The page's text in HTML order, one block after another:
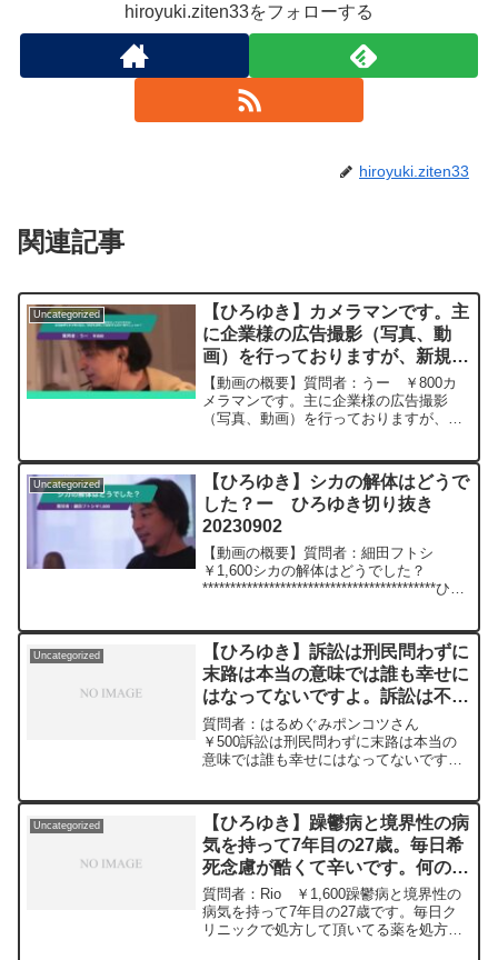
hiroyuki.ziten33をフォローする
hiroyuki.ziten33
関連記事
Uncategorized
【ひろゆき】カメラマンです。主
に企業様の広告撮影（写真、動
画）を行っておりますが、新規獲
得できず伸び悩んでいます。
SNSを活用して集客するのが1番
でしょうか？ー ひろゆき切り抜
【動画の概要】質問者：うー ￥800カ
メラマンです。主に企業様の広告撮影
（写真、動画）を行っておりますが、新
うか？また、カメラマンが単価をアップ
するには、スキルを上げ...
Uncategorized
【ひろゆき】シカの解体はどうで
した？ー ひろゆき切り抜き
20230902
【動画の概要】質問者：細田フトシ
￥1,600シカの解体はどうでした？
******************************************ひろ
去にこんな質...
Uncategorized
【ひろゆき】訴訟は刑民問わずに
末路は本当の意味では誰も幸せに
はなってないですよ。訴訟は不幸
な人たちが更に不幸になるための
社会システムだよ…。 ひろゆき
切り抜き 20240404
質問者：はるめぐみポンコツさん
￥500訴訟は刑民問わずに末路は本当の
意味では誰も幸せにはなってないです
不幸な子供時代は高学歴の源泉。
Trappist Westmall...
Uncategorized
【ひろゆき】躁鬱病と境界性の病
気を持って7年目の27歳。毎日希
死念慮が酷くて辛いです。何のた
めに生きているのか分からずなに
かアドバイスが欲しいです。ー
ひろゆき切り抜き 20240509
質問者：Rio ￥1,600躁鬱病と境界性の
病気を持って7年目の27歳です。毎日ク
リニックで処方して頂いてる薬を処方し